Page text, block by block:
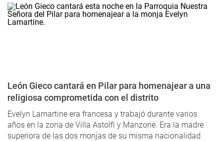
León Gieco cantará en Pilar para homenajear a una
religiosa comprometida con el distrito
Evelyn Lamartine era francesa y trabajó durante varios
años en la zona de Villa Astolfi y Manzone. Era la madre
superiora de las dos monjas de su misma nacionalidad